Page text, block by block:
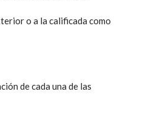
o a la calificada como
de cada una de las